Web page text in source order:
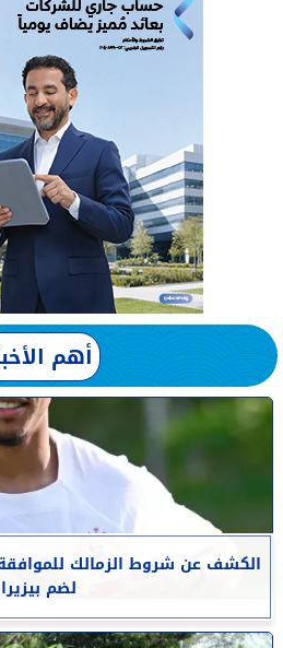
أهم
الكشف عن شروط الزمالك
لضم بيزيرا